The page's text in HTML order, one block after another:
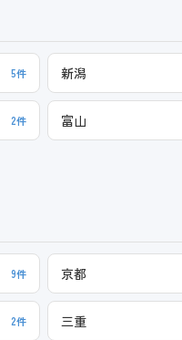
5件 新潟
2件 富山
9件 京都
2件 三重